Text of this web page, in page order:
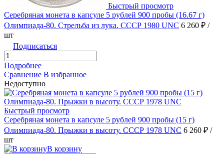
Быстрый просмотр
Серебряная монета в капсуле 5 рублей 900 пробы (16.67 г)
Олимпиада-80. Стрельба из лука. СССР 1980 UNC 6 260 ₽ /
шт
Подписаться
Подробнее
Сравнение В избранное
Недоступно
Быстрый просмотр
Серебряная монета в капсуле 5 рублей 900 пробы (15 г)
Олимпиада-80. Прыжки в высоту. СССР 1978 UNC 6 260 ₽ /
шт
В корзину